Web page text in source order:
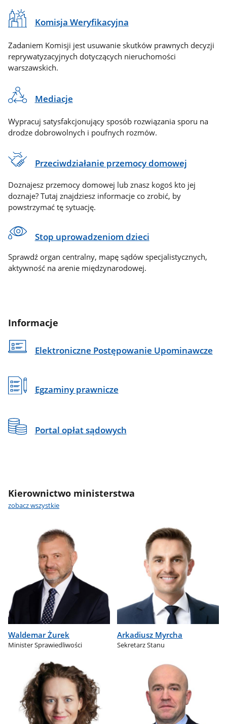
Komisja Weryfikacyjna
Zadaniem Komisji jest usuwanie skutków prawnych decyzji
reprywatyzacyjnych dotyczących nieruchomości
warszawskich.
Mediacje
Wypracuj satysfakcjonujący sposób rozwiązania sporu na
drodze dobrowolnych i poufnych rozmów.
Przeciwdziałanie przemocy domowej
Doznajesz przemocy domowej lub znasz kogoś kto jej
doznaje? Tutaj znajdziesz informacje co zrobić, by
powstrzymać tę sytuację.
Stop uprowadzeniom dzieci
Sprawdź organ centralny, mapę sądów specjalistycznych,
aktywność na arenie międzynarodowej.
Informacje
Elektroniczne Postępowanie Upominawcze
Egzaminy prawnicze
Portal opłat sądowych
Kierownictwo ministerstwa
zobacz wszystkie
Waldemar Żurek
Minister Sprawiedliwości
Arkadiusz Myrcha
Sekretarz Stanu